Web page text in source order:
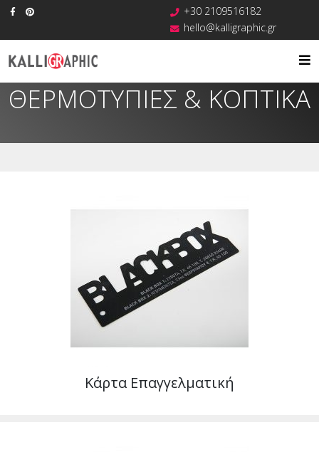
+30 2109516182
hello@kalligraphic.gr
ΘΕΡΜΟΤΥΠΙΕΣ & ΚΟΠΤΙΚΑ
Κάρτα Επαγγελματική